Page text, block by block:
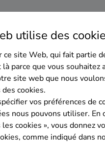
utilise des
ce site Web, qui fait partie
parce que vous souhaitez
site web que nous
cookies.
vos préférences de
nous pouvons utiliser. En
cookies », vous donnez
comme indiqué dans
à chaleur Hainaut Silly